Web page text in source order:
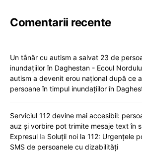
Comentarii recente
Un tânăr cu autism a salvat 23 de
inundațiilor în Daghestan - Ecoul
autism a devenit erou național după ce
persoane în timpul inundațiilor în
Serviciul 112 devine mai accesibil:
auz și vorbire pot trimite mesaje text în
Expresul la Soluții noi la 112: Urgențele
SMS de persoanele cu dizabilități